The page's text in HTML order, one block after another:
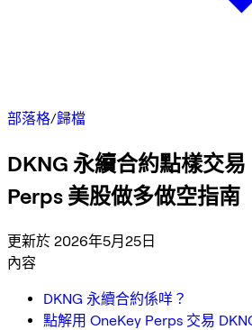
部落格/歸檔
DKNG 永續合約點樣交
Perps 美股做多做空指南
更新於 2026年5月25日
內容
DKNG 永續合約係咩？
點解用 OneKey Perps 交易